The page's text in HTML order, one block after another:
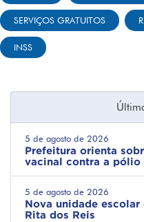
SERVIÇOS GRATUITOS
INSS
5 de agosto de 2026
Prefeitura orienta
vacinal contra a pólio
5 de agosto de 2026
Nova unidade escolar
Rita dos Reis